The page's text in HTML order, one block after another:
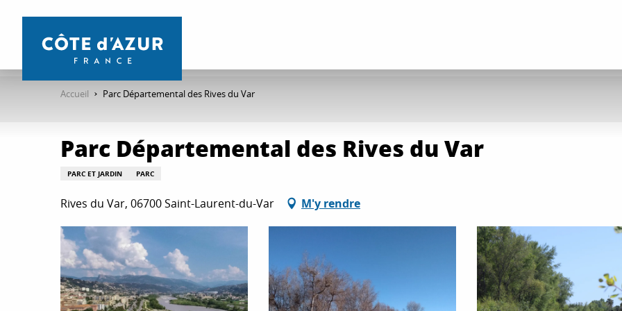
contenu
Accueil Parc Départemental des Rives du Var
Parc Départemental des Rives du Var
PARC ET JARDIN PARC
Rives du Var, 06700 Saint-Laurent-du-Var M'y rendre